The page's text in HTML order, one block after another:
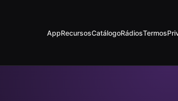
AppRecursosCatálogoRádiosTermos